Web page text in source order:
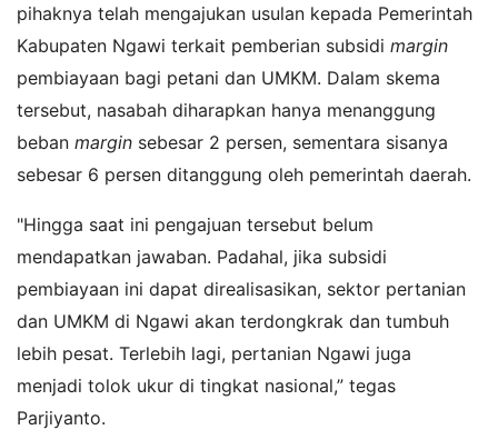
pihaknya telah mengajukan usulan kepada Pemerintah
Kabupaten Ngawi terkait pemberian subsidi margin
pembiayaan bagi petani dan UMKM. Dalam skema
tersebut, nasabah diharapkan hanya menanggung
beban margin sebesar 2 persen, sementara sisanya
sebesar 6 persen ditanggung oleh pemerintah daerah.
"Hingga saat ini pengajuan tersebut belum
mendapatkan jawaban. Padahal, jika subsidi
pembiayaan ini dapat direalisasikan, sektor pertanian
dan UMKM di Ngawi akan terdongkrak dan tumbuh
lebih pesat. Terlebih lagi, pertanian Ngawi juga
menjadi tolok ukur di tingkat nasional,” tegas
Parjiyanto.